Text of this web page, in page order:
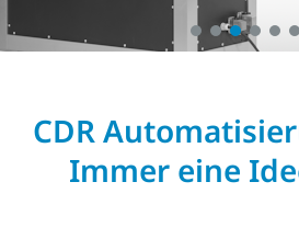
CDR
Immer eine